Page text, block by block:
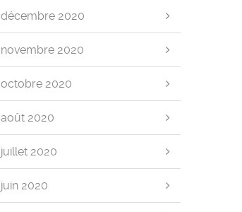
décembre 2020
novembre 2020
octobre 2020
août 2020
juillet 2020
juin 2020